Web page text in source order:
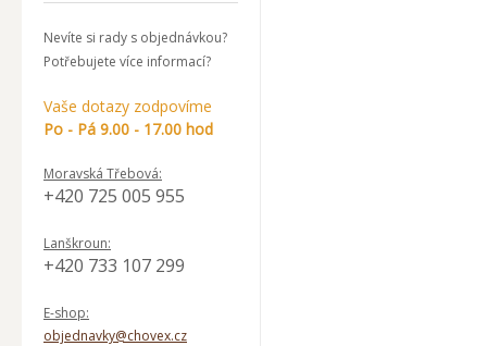
Nevíte si rady s objednávkou?
Potřebujete více informací?
Vaše dotazy zodpovíme
Po - Pá 9.00 - 17.00 hod
Moravská Třebová:
+420 725 005 955
Lanškroun:
+420 733 107 299
E-shop:
objednavky@chovex.cz